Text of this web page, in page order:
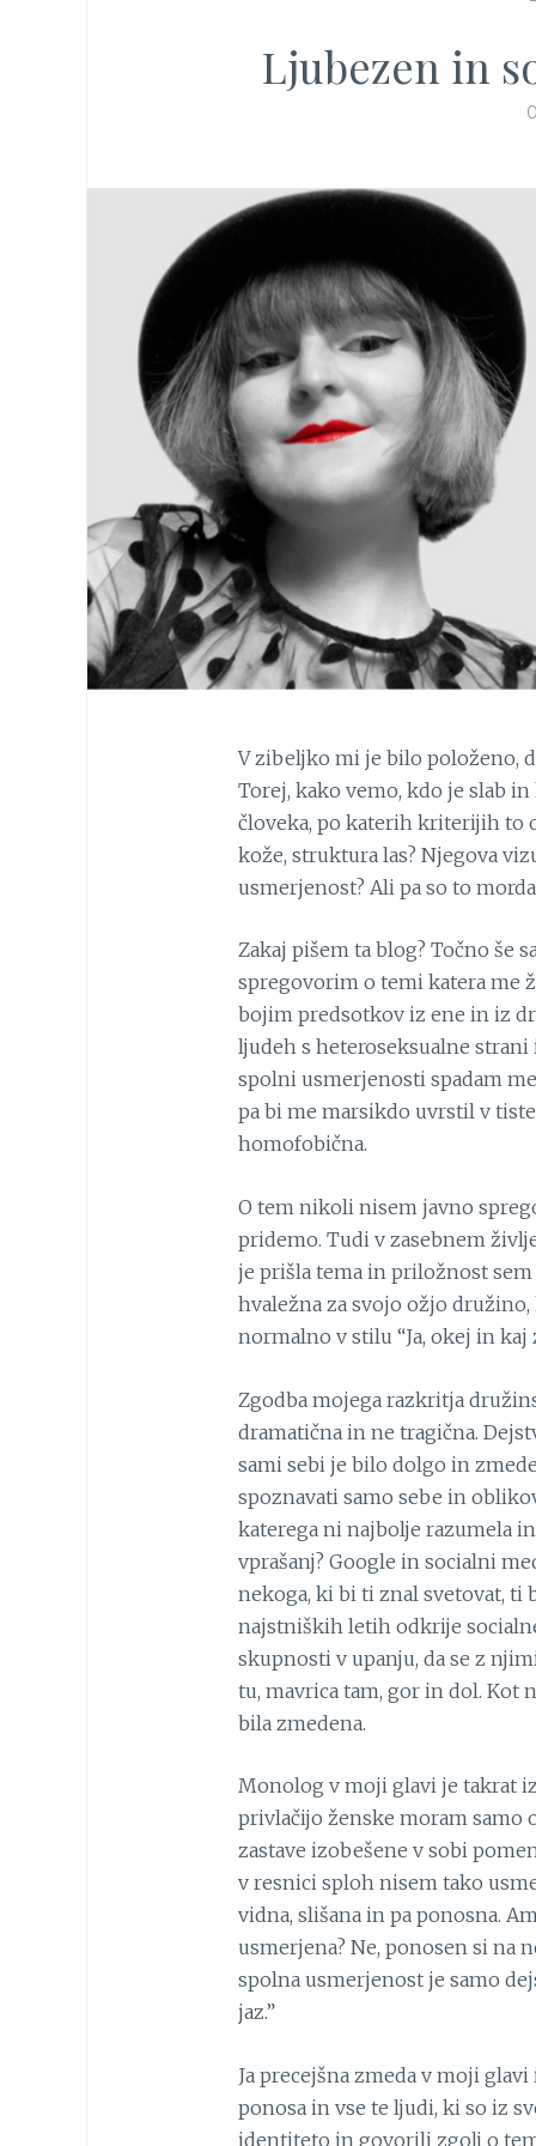
Ljubezen in
V zibeljko mi je bilo položeno,
Torej, kako vemo, kdo je slab
človeka, po katerih kriterijih to
kože, struktura las? Njegova
usmerjenost? Ali pa so to
Zakaj pišem ta blog? Točno še
spregovorim o temi katera me
bojim predsotkov iz ene in iz
ljudeh s heteroseksualne
spolni usmerjenosti spadam
pa bi me marsikdo uvrstil v
homofobična.
O tem nikoli nisem javno
pridemo. Tudi v zasebnem
je prišla tema in priložnost
hvaležna za svojo ožjo
normalno v stilu “Ja, okej in kaj
Zgodba mojega razkritja
dramatična in ne tragična.
sami sebi je bilo dolgo in
spoznavati samo sebe in
katerega ni najbolje razumela
vprašanj? Google in socialni
nekoga, ki bi ti znal svetovat, ti
najstniških letih odkrije
skupnosti v upanju, da se z
tu, mavrica tam, gor in dol. Kot
bila zmedena.
Monolog v moji glavi je takrat
privlačijo ženske moram samo
zastave izobešene v sobi
v resnici sploh nisem tako
vidna, slišana in pa ponosna.
usmerjena? Ne, ponosen si na
spolna usmerjenost je samo
jaz.”
Ja precejšna zmeda v moji
ponosa in vse te ljudi, ki so iz
identiteto in govorili zgolj o